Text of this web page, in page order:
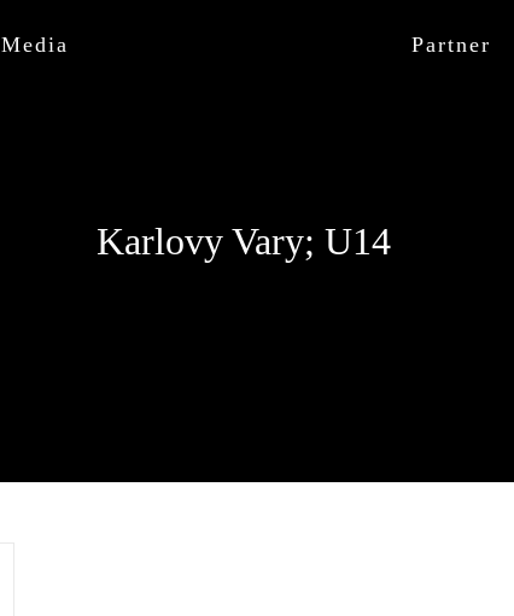
Media Partner
Karlovy Vary; U14